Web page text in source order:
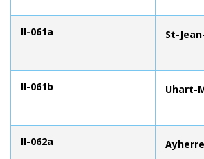
II-061a St-
II-061b Uhart-
II-062a Ayherre